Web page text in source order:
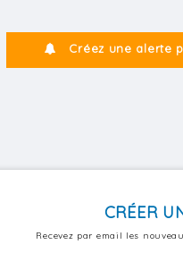
Créez une alerte
CRÉER
Recevez par email les